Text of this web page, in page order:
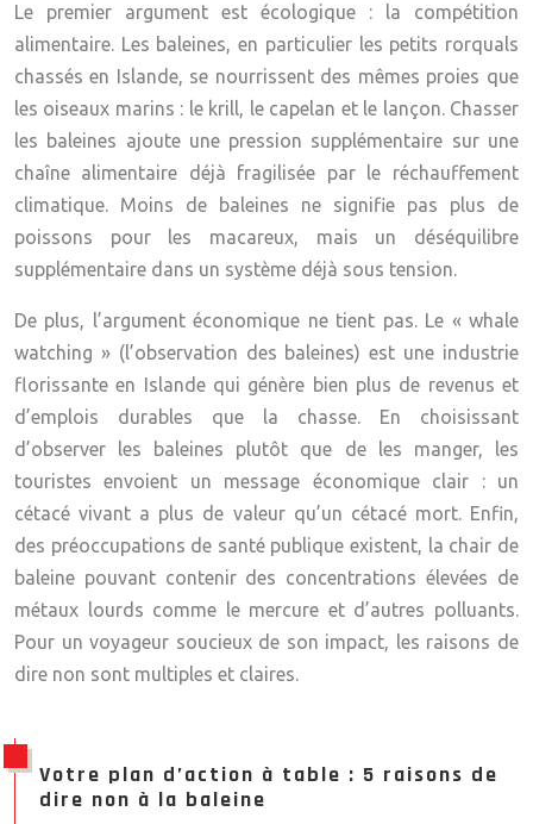
Le premier argument est écologique : la compétition
alimentaire. Les baleines, en particulier les petits rorquals
chassés en Islande, se nourrissent des mêmes proies que
les oiseaux marins : le krill, le capelan et le lançon. Chasser
les baleines ajoute une pression supplémentaire sur une
chaîne alimentaire déjà fragilisée par le réchauffement
climatique. Moins de baleines ne signifie pas plus de
poissons pour les macareux, mais un déséquilibre
supplémentaire dans un système déjà sous tension.
De plus, l’argument économique ne tient pas. Le « whale
watching » (l’observation des baleines) est une industrie
florissante en Islande qui génère bien plus de revenus et
d’emplois durables que la chasse. En choisissant
d’observer les baleines plutôt que de les manger, les
touristes envoient un message économique clair : un
cétacé vivant a plus de valeur qu’un cétacé mort. Enfin,
des préoccupations de santé publique existent, la chair de
baleine pouvant contenir des concentrations élevées de
métaux lourds comme le mercure et d’autres polluants.
Pour un voyageur soucieux de son impact, les raisons de
dire non sont multiples et claires.
Votre plan d’action à table : 5 raisons de
dire non à la baleine